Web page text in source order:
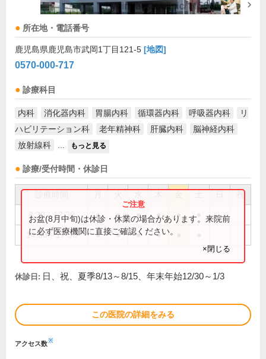
所在地・電話番号
鹿児島県鹿児島市武岡1丁目121-5 [地図]
0570-000-717
診療科目
内科 消化器内科 胃腸内科 循環器内科 呼吸器内科
リ
ハビリテーション科
老年精神科 肝臓内科
脳神経内科
放射線科
もっと見る
診療/受付時間・休診日
祝
8:30～12:30 ● ● ● ● ●
14:30～17:30 ● ● ● ●
お盆(8月中旬)は休診・休業の場合があります。来院前
に必ず医療機関に直接ご確認ください。
×閉じる
休診日: 日、祝、夏季8/13～8/15、年末年始12/30～1/3
この医院の詳細をみる
アクセス数※